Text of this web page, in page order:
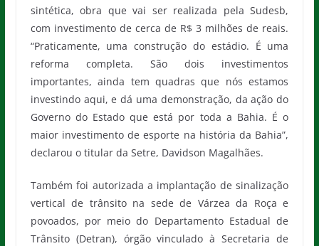
sintética, obra que vai ser realizada pela Sudesb,
com investimento de cerca de R$ 3 milhões de reais.
“Praticamente, uma construção do estádio. É uma
reforma completa. São dois investimentos
importantes, ainda tem quadras que nós estamos
investindo aqui, e dá uma demonstração, da ação do
Governo do Estado que está por toda a Bahia. É o
maior investimento de esporte na história da Bahia”,
declarou o titular da Setre, Davidson Magalhães.
Também foi autorizada a implantação de sinalização
vertical de trânsito na sede de Várzea da Roça e
povoados, por meio do Departamento Estadual de
Trânsito (Detran), órgão vinculado à Secretaria de